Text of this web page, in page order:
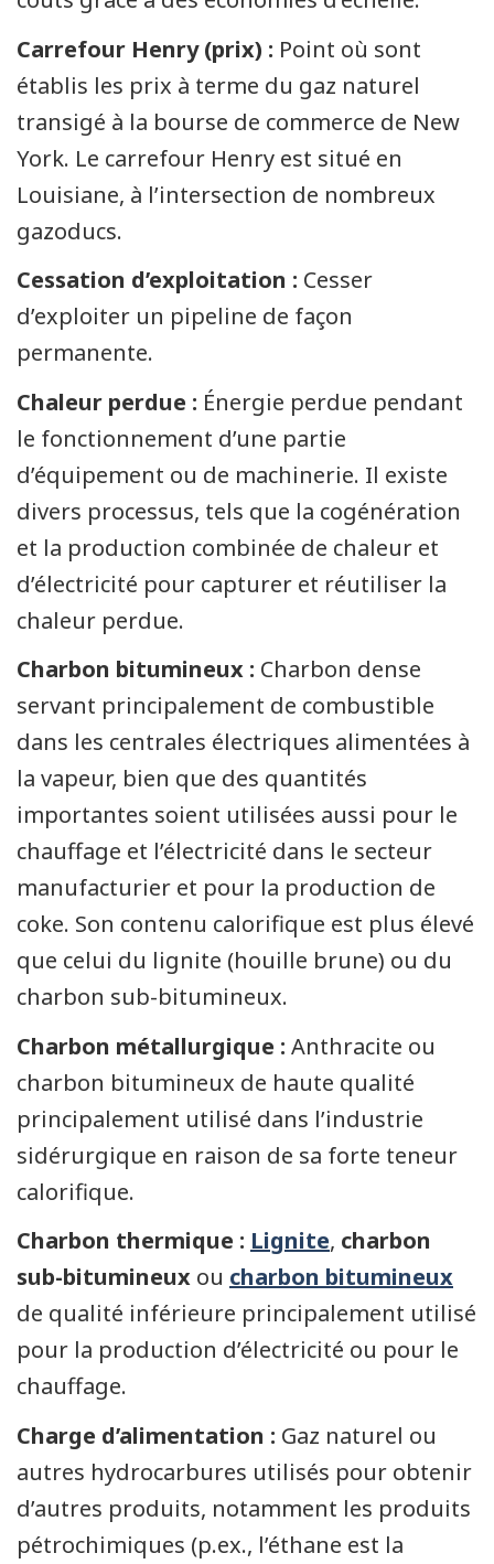
Carrefour Henry (prix) : Point où sont
établis les prix à terme du gaz naturel
transigé à la bourse de commerce de New
York. Le carrefour Henry est situé en
Louisiane, à l’intersection de nombreux
gazoducs.
Cessation d’exploitation : Cesser
d’exploiter un pipeline de façon
permanente.
Chaleur perdue : Énergie perdue pendant
le fonctionnement d’une partie
d’équipement ou de machinerie. Il existe
divers processus, tels que la cogénération
et la production combinée de chaleur et
d’électricité pour capturer et réutiliser la
chaleur perdue.
Charbon bitumineux : Charbon dense
servant principalement de combustible
dans les centrales électriques alimentées à
la vapeur, bien que des quantités
importantes soient utilisées aussi pour le
chauffage et l’électricité dans le secteur
manufacturier et pour la production de
coke. Son contenu calorifique est plus élevé
que celui du lignite (houille brune) ou du
charbon sub-bitumineux.
Charbon métallurgique : Anthracite ou
charbon bitumineux de haute qualité
principalement utilisé dans l’industrie
sidérurgique en raison de sa forte teneur
calorifique.
Charbon thermique : Lignite, charbon
sub-bitumineux ou charbon bitumineux
de qualité inférieure principalement utilisé
pour la production d’électricité ou pour le
chauffage.
Charge d’alimentation : Gaz naturel ou
autres hydrocarbures utilisés pour obtenir
d’autres produits, notamment les produits
pétrochimiques (p.ex., l’éthane est la